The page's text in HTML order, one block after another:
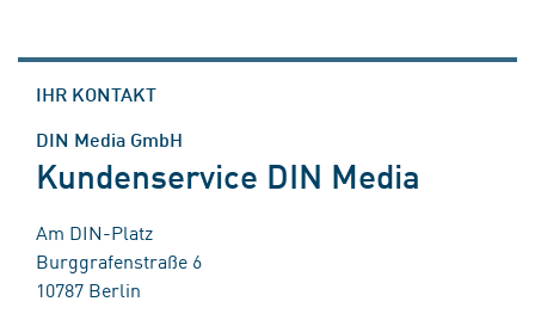
IHR KONTAKT
DIN Media GmbH
Kundenservice DIN Media
Am DIN-Platz
Burggrafenstraße 6
10787 Berlin